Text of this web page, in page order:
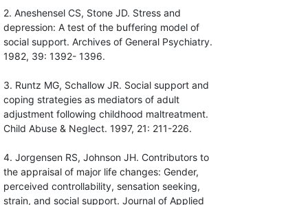
2. Aneshensel CS, Stone JD. Stress and
depression: A test of the buffering model of
social support. Archives of General Psychiatry.
1982, 39: 1392- 1396.
3. Runtz MG, Schallow JR. Social support and
coping strategies as mediators of adult
adjustment following childhood maltreatment.
Child Abuse & Neglect. 1997, 21: 211-226.
4. Jorgensen RS, Johnson JH. Contributors to
the appraisal of major life changes: Gender,
perceived controllability, sensation seeking,
strain, and social support. Journal of Applied